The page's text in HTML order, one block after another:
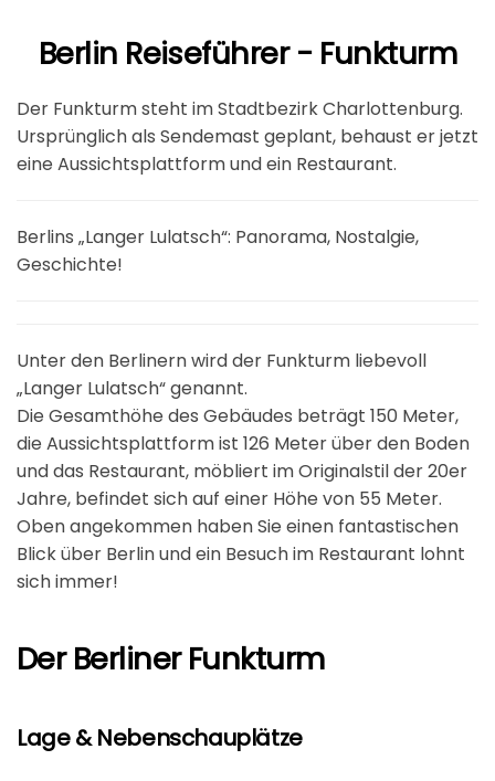
Berlin Reiseführer - Funkturm
Der Funkturm steht im Stadtbezirk Charlottenburg.
Ursprünglich als Sendemast geplant, behaust er jetzt
eine Aussichtsplattform und ein Restaurant.
Berlins „Langer Lulatsch“: Panorama, Nostalgie,
Geschichte!
Unter den Berlinern wird der Funkturm liebevoll
„Langer Lulatsch“ genannt.
Die Gesamthöhe des Gebäudes beträgt 150 Meter,
die Aussichtsplattform ist 126 Meter über den Boden
und das Restaurant, möbliert im Originalstil der 20er
Jahre, befindet sich auf einer Höhe von 55 Meter.
Oben angekommen haben Sie einen fantastischen
Blick über Berlin und ein Besuch im Restaurant lohnt
sich immer!
Der Berliner Funkturm
Lage & Nebenschauplätze